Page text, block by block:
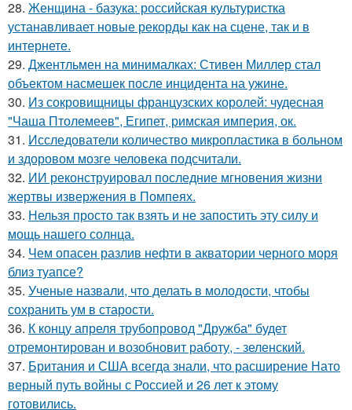
28. Женщина - базука: российская культуристка
устанавливает новые рекорды как на сцене, так и в
интернете.
29. Джентльмен на минималках: Стивен Миллер стал
объектом насмешек после инцидента на ужине.
30. Из сокровищницы французских королей: чудесная
"Чаша Птолемеев", Египет, римская империя, ок.
31. Исследователи количество микропластика в больном
и здоровом мозге человека подсчитали.
32. ИИ реконструировал последние мгновения жизни
жертвы извержения в Помпеях.
33. Нельзя просто так взять и не запостить эту силу и
мощь нашего солнца.
34. Чем опасен разлив нефти в акватории черного моря
близ туапсе?
35. Ученые назвали, что делать в молодости, чтобы
сохранить ум в старости.
36. К концу апреля трубопровод "Дружба" будет
отремонтирован и возобновит работу, - зеленский.
37. Британия и США всегда знали, что расширение Нато
верный путь войны с Россией и 26 лет к этому
готовились.